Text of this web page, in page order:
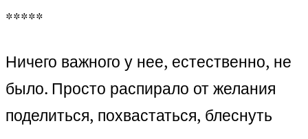
*****
Ничего важного у нее, естественно, не
было. Просто распирало от желания
поделиться, похвастаться, блеснуть